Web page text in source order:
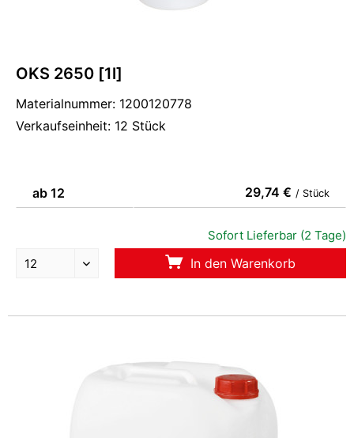
OKS 2650 [1l]
Materialnummer: 1200120778
Verkaufseinheit: 12 Stück
ab 12 29,74 € / Stück
Sofort Lieferbar (2 Tage)
In den Warenkorb